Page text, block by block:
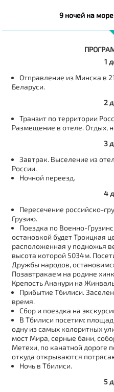
9 ночей на
1
Отправление из Минска в
Беларуси.
2
Транзит по территории
Размещение в отеле. Отдых,
3
Завтрак. Выселение из
России.
Ночной переезд.
4
Пересечение российско-
Грузию.
Поездка по Военно-
остановкой будет Троицкая
расположенная у подножья
высота которой 5034м.
Дружбы народов,
Позавтракаем на родине
Крепость Ананури на
Прибытие Тбилиси.
время.
Сбор и поездка на
В Тбилиси посетим:
одну из самых колоритных
мост Мира, серные бани,
Метехи, по канатной дороге
откуда открываются
Ночь в Тбилиси.
5